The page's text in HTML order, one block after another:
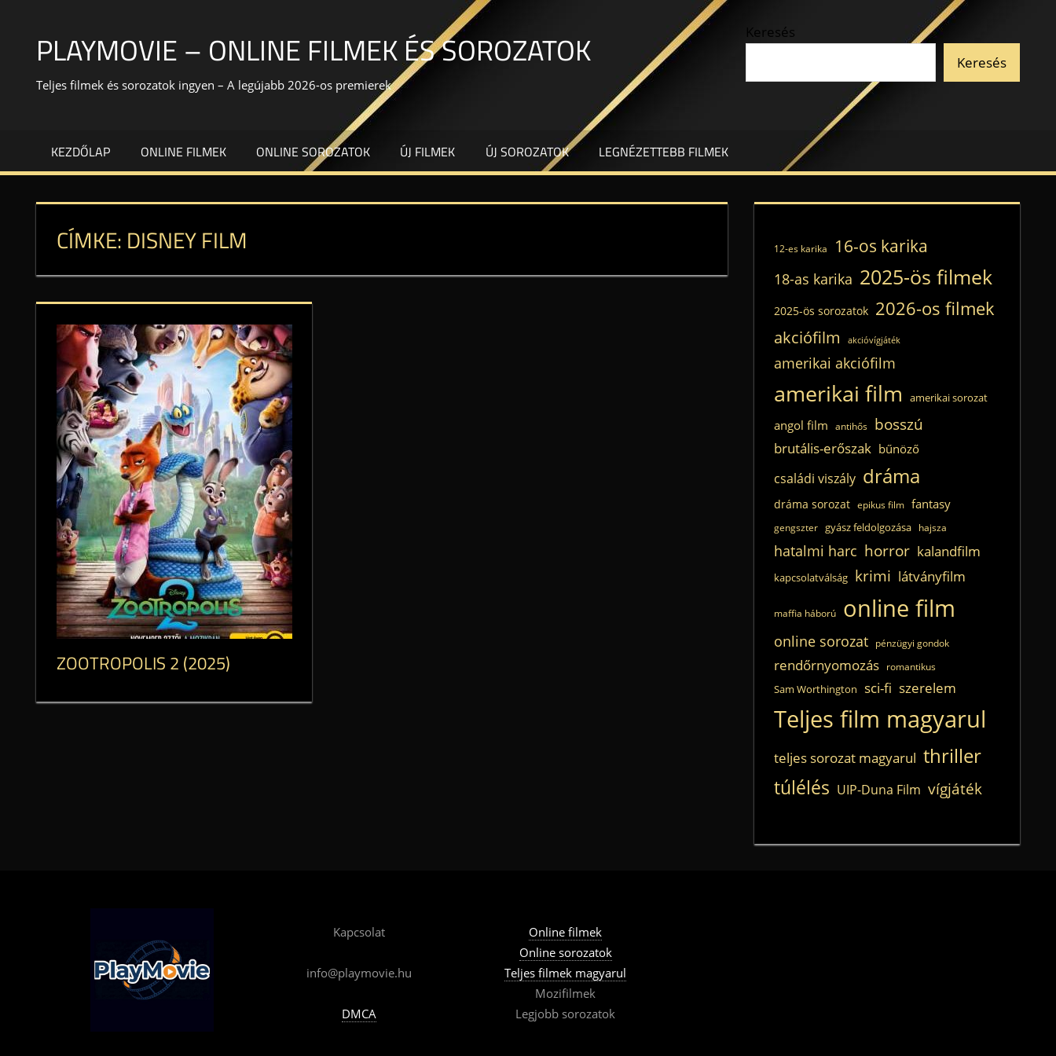
contentPLAYMOVIE – ONLINE FILMEK ÉS SOROZATOK
Teljes filmek és sorozatok ingyen – A legújabb 2026-os premierek
Keresés
Keresés
KEZDŐLAP ONLINE FILMEK ONLINE SOROZATOK ÚJ FILMEK ÚJ SOROZATOK LEGNÉZETTEBB FILMEK
CÍMKE: DISNEY FILM
ZOOTROPOLIS 2 (2025)
12-es karika 16-os karika
18-as karika 2025-ös filmek
2025-ös sorozatok 2026-os filmek
akciófilm akcióvígjáték
amerikai akciófilm
amerikai film amerikai sorozat
angol film antihős bosszú
brutális-erőszak bűnöző
családi viszály dráma
dráma sorozat epikus film fantasy
gengszter gyász feldolgozása hajsza
hatalmi harc horror kalandfilm
kapcsolatválság krimi látványfilm
maffia háború online film
online sorozat pénzügyi gondok
rendőrnyomozás romantikus
Sam Worthington sci-fi szerelem
Teljes film magyarul
teljes sorozat magyarul thriller
túlélés UIP-Duna Film vígjáték
Kapcsolat
info@playmovie.hu
DMCA
Online filmek
Online sorozatok
Teljes filmek magyarul
Mozifilmek
Legjobb sorozatok